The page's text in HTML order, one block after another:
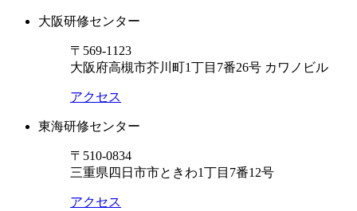
大阪研修センター
〒569-1123
大阪府高槻市芥川町1丁目7番26号 カワノビル
アクセス
東海研修センター
〒510-0834
三重県四日市市ときわ1丁目7番12号
アクセス